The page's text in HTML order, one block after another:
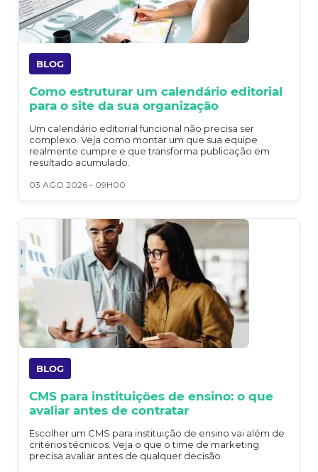
BLOG
Como estruturar um calendário editorial
para o site da sua organização
Um calendário editorial funcional não precisa ser
complexo. Veja como montar um que sua equipe
realmente cumpre e que transforma publicação em
resultado acumulado.
03 AGO 2026 - 09H00
BLOG
CMS para instituições de ensino: o que
avaliar antes de contratar
Escolher um CMS para instituição de ensino vai além de
critérios técnicos. Veja o que o time de marketing
precisa avaliar antes de qualquer decisão.